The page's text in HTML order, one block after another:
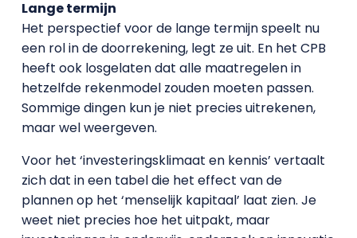
Lange termijn
Het perspectief voor de lange termijn speelt nu
een rol in de doorrekening, legt ze uit. En het CPB
heeft ook losgelaten dat alle maatregelen in
hetzelfde rekenmodel zouden moeten passen.
Sommige dingen kun je niet precies uitrekenen,
maar wel weergeven.
Voor het ‘investeringsklimaat en kennis’ vertaalt
zich dat in een tabel die het effect van de
plannen op het ‘menselijk kapitaal’ laat zien. Je
weet niet precies hoe het uitpakt, maar